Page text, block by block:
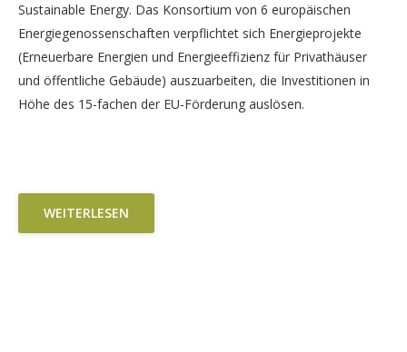
Sustainable Energy. Das Konsortium von 6 europäischen
Energiegenossenschaften verpflichtet sich Energieprojekte
(Erneuerbare Energien und Energieeffizienz für Privathäuser
und öffentliche Gebäude) auszuarbeiten, die Investitionen in
Höhe des 15-fachen der EU-Förderung auslösen.
WEITERLESEN